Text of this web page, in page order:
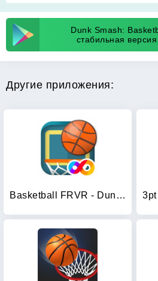
Dunk Smash:
стабильная
Другие приложения:
Basketball FRVR - Dunk Shoot